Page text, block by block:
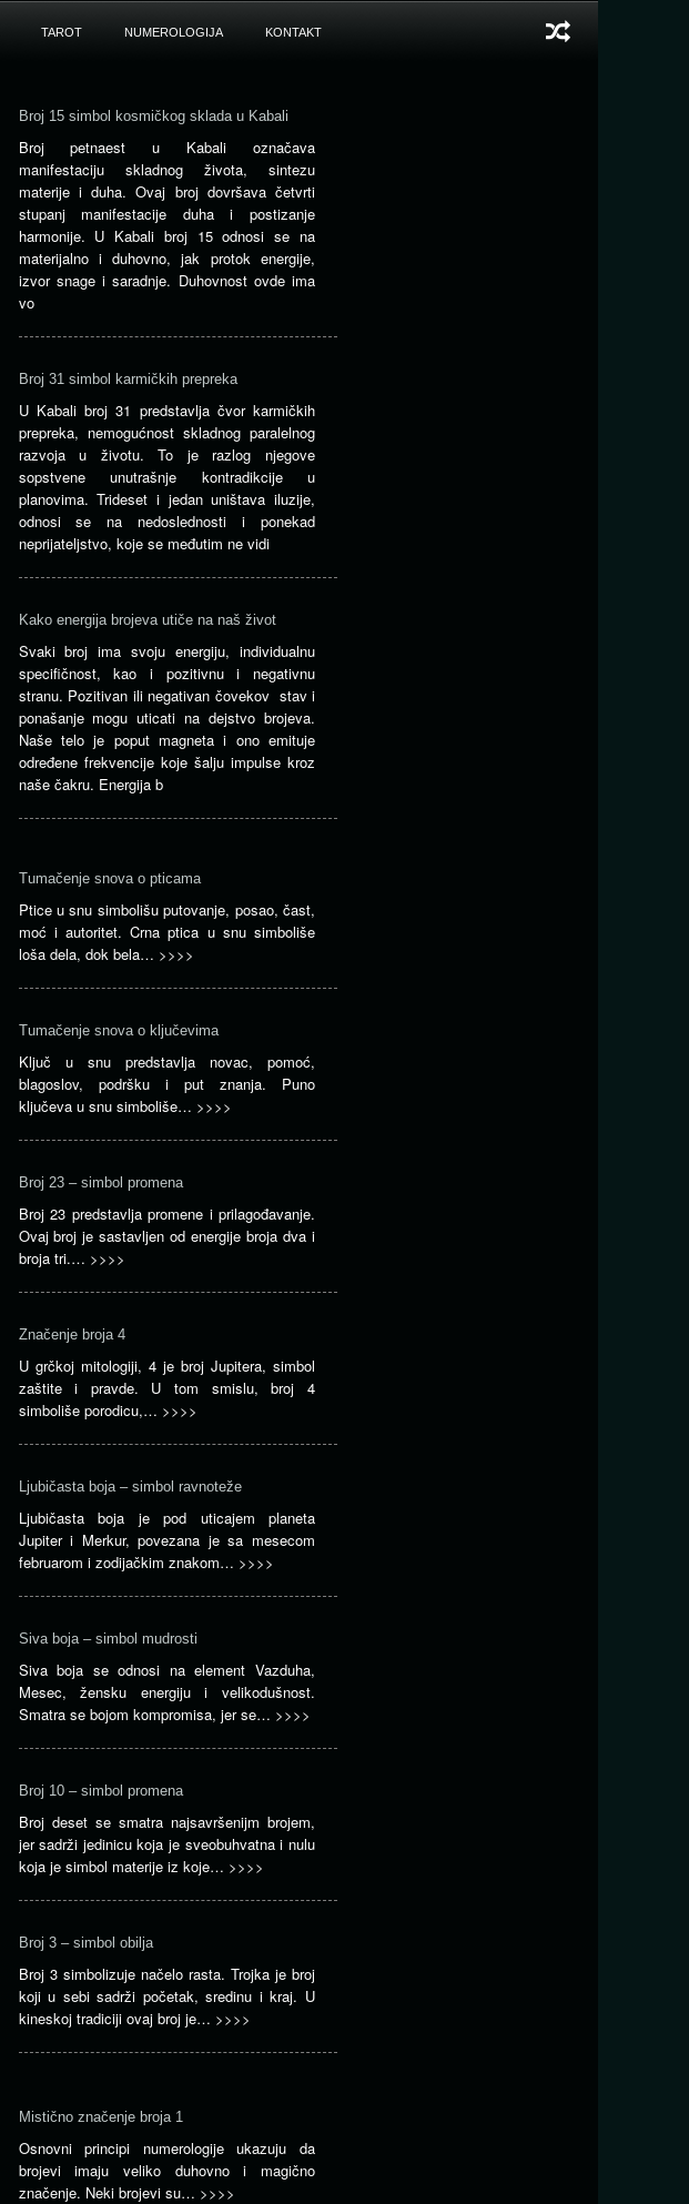
TAROT NUMEROLOGIJA KONTAKT
Broj 15 simbol kosmičkog sklada u Kabali
Broj petnaest u Kabali označava
manifestaciju skladnog života, sintezu
materije i duha. Ovaj broj dovršava četvrti
stupanj manifestacije duha i postizanje
harmonije. U Kabali broj 15 odnosi se na
materijalno i duhovno, jak protok energije,
izvor snage i saradnje. Duhovnost ovde ima
vo
Broj 31 simbol karmičkih prepreka
U Kabali broj 31 predstavlja čvor karmičkih
prepreka, nemogućnost skladnog paralelnog
razvoja u životu. To je razlog njegove
sopstvene unutrašnje kontradikcije u
planovima. Trideset i jedan uništava iluzije,
odnosi se na nedoslednosti i ponekad
neprijateljstvo, koje se međutim ne vidi
Kako energija brojeva utiče na naš život
Svaki broj ima svoju energiju, individualnu
specifičnost, kao i pozitivnu i negativnu
stranu. Pozitivan ili negativan čovekov stav i
ponašanje mogu uticati na dejstvo brojeva.
Naše telo je poput magneta i ono emituje
određene frekvencije koje šalju impulse kroz
naše čakru. Energija b
Tumačenje snova o pticama
Ptice u snu simbolišu putovanje, posao, čast,
moć i autoritet. Crna ptica u snu simboliše
loša dela, dok bela… >>>>
Tumačenje snova o ključevima
Ključ u snu predstavlja novac, pomoć,
blagoslov, podršku i put znanja. Puno
ključeva u snu simboliše… >>>>
Broj 23 – simbol promena
Broj 23 predstavlja promene i prilagođavanje.
Ovaj broj je sastavljen od energije broja dva i
broja tri.… >>>>
Značenje broja 4
U grčkoj mitologiji, 4 je broj Jupitera, simbol
zaštite i pravde. U tom smislu, broj 4
simboliše porodicu,… >>>>
Ljubičasta boja – simbol ravnoteže
Ljubičasta boja je pod uticajem planeta
Jupiter i Merkur, povezana je sa mesecom
februarom i zodijačkim znakom… >>>>
Siva boja – simbol mudrosti
Siva boja se odnosi na element Vazduha,
Mesec, žensku energiju i velikodušnost.
Smatra se bojom kompromisa, jer se… >>>>
Broj 10 – simbol promena
Broj deset se smatra najsavršenijm brojem,
jer sadrži jedinicu koja je sveobuhvatna i nulu
koja je simbol materije iz koje… >>>>
Broj 3 – simbol obilja
Broj 3 simbolizuje načelo rasta. Trojka je broj
koji u sebi sadrži početak, sredinu i kraj. U
kineskoj tradiciji ovaj broj je… >>>>
Mistično značenje broja 1
Osnovni principi numerologije ukazuju da
brojevi imaju veliko duhovno i magično
značenje. Neki brojevi su… >>>>